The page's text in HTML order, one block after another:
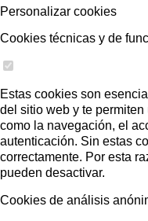
Personalizar cookies
Cookies técnicas y de
Estas cookies son
del sitio web y te
como la navegación, el
autenticación. Sin estas
correctamente. Por esta
pueden desactivar.
Cookies de análisis